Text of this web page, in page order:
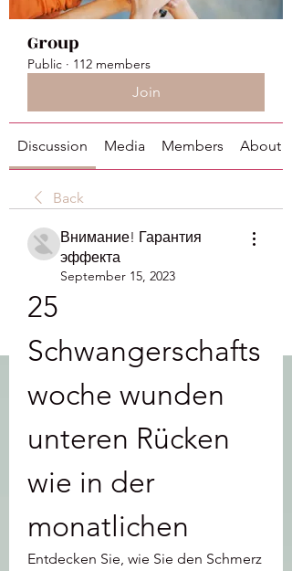
Group
Public · 112 members
Join
Discussion Media Members About
Back
Внимание! Гарантия
эффекта
September 15, 2023
25
Schwangerschafts
woche wunden
unteren Rücken
wie in der
monatlichen
Entdecken Sie, wie Sie den Schmerz